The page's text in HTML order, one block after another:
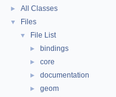
► All Classes
▼ Files
▼ File List
► bindings
► core
► documentation
► geom